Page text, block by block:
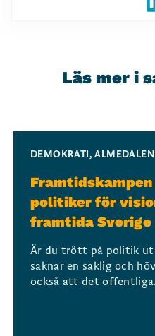
Läs mer i
DEMOKRATI,ALMEDALEN
politiker för
framtida Sverige
Är du trött på politik
saknar en saklig och
också att det